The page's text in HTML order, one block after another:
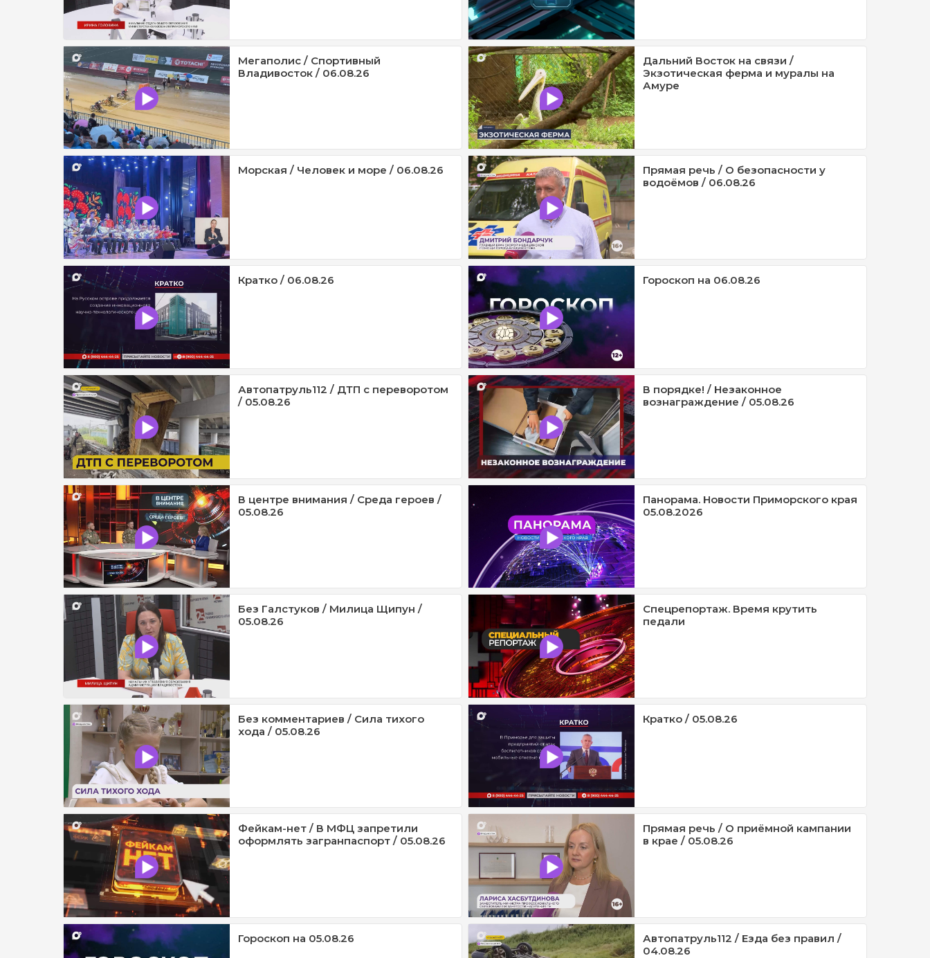
Мегаполис / Спортивный
Владивосток / 06.08.26
Дальний Восток на связи /
Экзотическая ферма и муралы на
Амуре
Морская / Человек и море / 06.08.26
Прямая речь / О безопасности у
водоёмов / 06.08.26
Кратко / 06.08.26 Гороскоп на 06.08.26
Автопатруль112 / ДТП с переворотом
/ 05.08.26
В порядке! / Незаконное
вознаграждение / 05.08.26
В центре внимания / Среда героев /
05.08.26
Панорама. Новости Приморского края
05.08.2026
Без Галстуков / Милица Щипун /
05.08.26
Спецрепортаж. Время крутить
педали
Без комментариев / Сила тихого
хода / 05.08.26
Кратко / 05.08.26
Фейкам-нет / В МФЦ запретили
оформлять загранпаспорт / 05.08.26
Прямая речь / О приёмной кампании
в крае / 05.08.26
Гороскоп на 05.08.26
Автопатруль112 / Езда без правил /
04.08.26